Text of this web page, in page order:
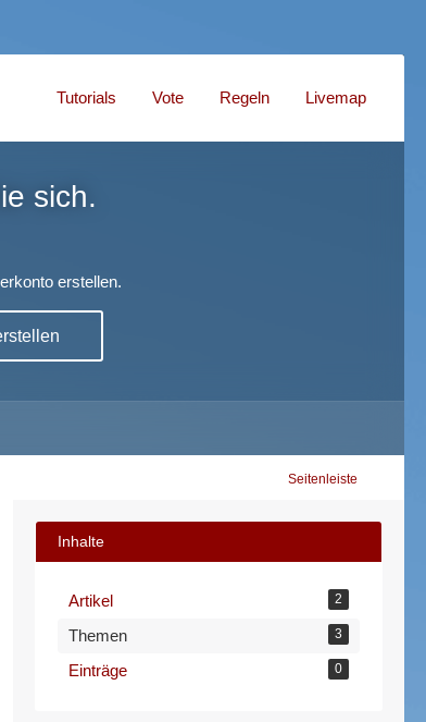
Tutorials Vote Regeln Livemap
sich.
erstellen.
Seitenleiste
Inhalte
Artikel 2
Themen 3
Einträge 0